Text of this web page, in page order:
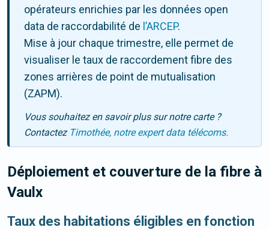
opérateurs enrichies par les données open
data de raccordabilité de l’ARCEP.
Mise à jour chaque trimestre, elle permet de
visualiser le taux de raccordement fibre des
zones arrières de point de mutualisation
(ZAPM).
Vous souhaitez en savoir plus sur notre carte ?
Contactez Timothée, notre expert data télécoms.
Déploiement et couverture de la fibre à
Vaulx
Taux des habitations éligibles en fonction